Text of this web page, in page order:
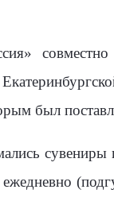
был